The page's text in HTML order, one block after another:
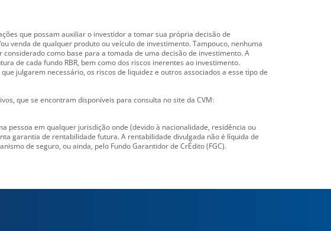
que possam auxiliar o investidor a tomar sua própria decisão de
venda de qualquer produto ou veículo de investimento. Tampouco, nenhuma
como base para a tomada de uma decisão de investimento. A
de cada fundo RBR, bem como dos riscos inerentes ao investimento.
julgarem necessário, os riscos de liquidez e outros associados a esse tipo de
que se encontram disponíveis para consulta no site da CVM:
pessoa em qualquer jurisdição onde (devido à nacionalidade, residência ou
garantia de rentabilidade futura. A rentabilidade divulgada não é líquida de
de seguro, ou ainda, pelo Fundo Garantidor de CrÉdito (FGC).